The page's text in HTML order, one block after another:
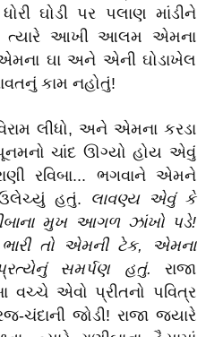
ઘોડી પર પલાણ માંડીને
ત્યારે આખી આલમ એમના
ઘા અને એની ઘોડાખેલ
કામ નહોતું!
લીધો, અને એમના કરડા
ચાંદ ઊગ્યો હોય એવું
રવિબા... ભગવાને એમને
હતું.
લાવણ્ય એવું કે
મુખ આગળ ઝાંખો પડે!
તો એમની ટેક, એમના
સમર્પણ હતું. રાજા
વચ્ચે એવો પ્રીતનો પવિત્ર
ચંદાની જોડી! રાજા જ્યારે